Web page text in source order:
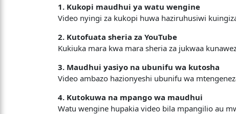
1. Kukopi maudhui ya watu wengine
Video nyingi za kukopi huwa haziruhusiwi
2. Kutofuata sheria za YouTube
Kukiuka mara kwa mara sheria za jukwaa
3. Maudhui yasiyo na ubunifu wa kutosha
Video ambazo hazionyeshi ubunifu wa
4. Kutokuwa na mpango wa maudhui
Watu wengine hupakia video bila mpangilio au